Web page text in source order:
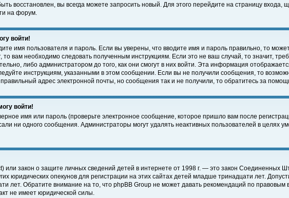
восстановлен, вы всегда можете запросить новый. Для этого перейдите на страницу
на форум.
войти!
имя пользователя и пароль. Если вы уверены, что вводите имя и пароль правильно, то
то вам необходимо следовать полученным инструкциям. Если это не ваш случай, то значит,
либо администратором до того, как они смогут в них войти. Эта информация
инструкциям, указанными в этом сообщении. Если вы не получили сообщения, то
адрес электронной почты, но сообщения так и не получили, то обратитесь за
войти!
имя или пароль (проверьте электронное сообщение, которое пришло вам после
ни одного сообщения. Администраторы могут удалять неактивных пользователей в целях
или закон о защите личных сведений детей в интернете от 1998 г. — это закон
юридических опекунов для регистрации на этих сайтах детей младше тринадцати лет.
лет. Обратите внимание на то, что phpBB Group не может давать рекомендаций по
не имеет юридической силы.